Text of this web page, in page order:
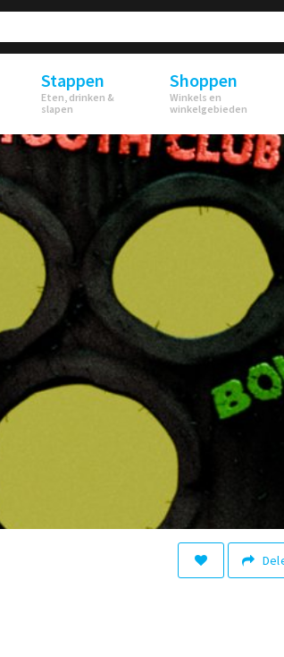
Stappen
Eten, drinken &
slapen
Shoppen
Winkels en
winkelgebieden